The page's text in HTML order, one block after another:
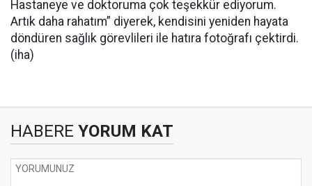
Hastaneye ve doktoruma çok teşekkür ediyorum.
Artık daha rahatım” diyerek, kendisini yeniden hayata
döndüren sağlık görevlileri ile hatıra fotoğrafı çektirdi.
(iha)
HABERE YORUM KAT